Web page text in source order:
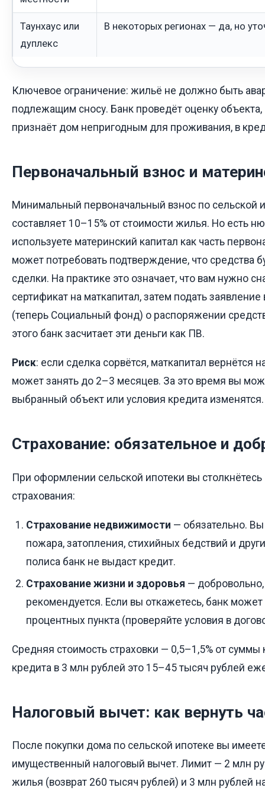
Таунхаус или
дуплекс
В некоторых регионах — да, но
Ключевое ограничение: жильё не должно быть
подлежащим сносу. Банк проведёт оценку объекта,
признаёт дом непригодным для проживания, в
Первоначальный взнос и
Минимальный первоначальный взнос по сельской
составляет 10–15% от стоимости жилья. Но есть
используете материнский капитал как часть
может потребовать подтверждение, что средства
сделки. На практике это означает, что вам нужно
сертификат на маткапитал, затем подать
(теперь Социальный фонд) о распоряжении
этого банк засчитает эти деньги как ПВ.
Риск: если сделка сорвётся, маткапитал вернётся
может занять до 2–3 месяцев. За это время вы
выбранный объект или условия кредита изменятся.
Страхование: обязательное и
При оформлении сельской ипотеки вы
страхования:
Страхование недвижимости — обязательно.
пожара, затопления, стихийных бедствий и
полиса банк не выдаст кредит.
Страхование жизни и здоровья —
рекомендуется. Если вы откажетесь, банк
процентных пункта (проверяйте условия в
Средняя стоимость страховки — 0,5–1,5% от суммы
кредита в 3 млн рублей это 15–45 тысяч рублей
Налоговый вычет: как вернуть
После покупки дома по сельской ипотеке вы
имущественный налоговый вычет. Лимит — 2 млн
жилья (возврат 260 тысяч рублей) и 3 млн рублей